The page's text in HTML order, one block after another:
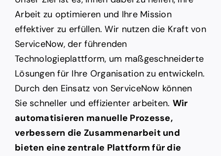
Arbeit zu optimieren und Ihre Mission
effektiver zu erfüllen. Wir nutzen die Kraft von
ServiceNow, der führenden
Technologieplattform, um maßgeschneiderte
Lösungen für Ihre Organisation zu entwickeln.
Durch den Einsatz von ServiceNow können
Sie schneller und effizienter arbeiten. Wir
automatisieren manuelle Prozesse,
verbessern die Zusammenarbeit und
bieten eine zentrale Plattform für die